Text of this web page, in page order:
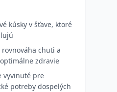
kúsky v šťave, ktoré
rovnováha chuti a
zdravie
vyvinuté pre
potreby dospelých